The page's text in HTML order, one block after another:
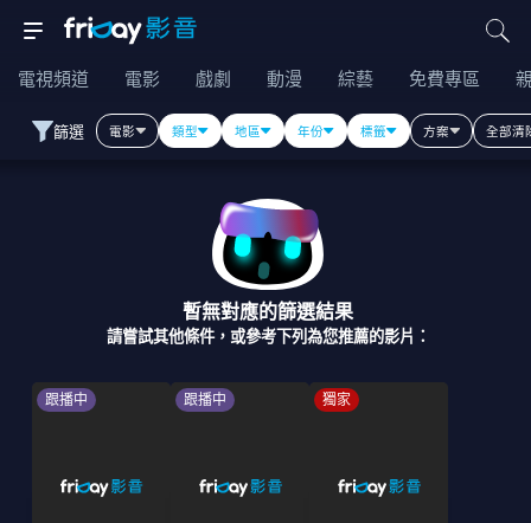
電視頻道 電影 戲劇 動漫 綜藝 免費專區
篩選 電影 類型 地區 年份 標籤 方案 全部清
暫無對應的篩選結果
請嘗試其他條件，或參考下列為您推薦的影片：
跟播中 跟播中 獨家